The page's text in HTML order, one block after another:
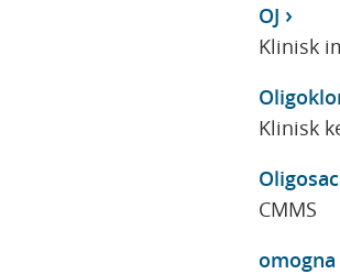
OJ
Klinisk
Klinisk
CMMS